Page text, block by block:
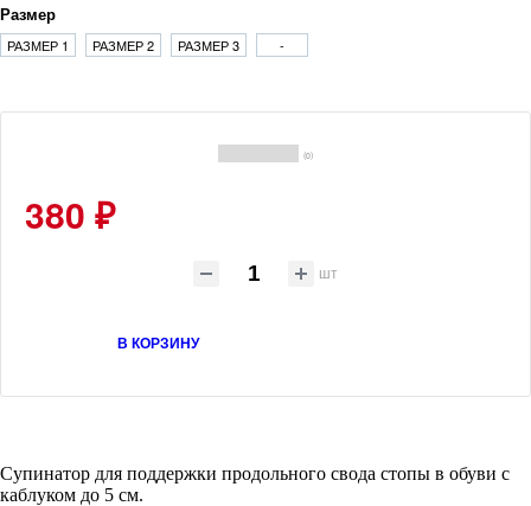
Размер
РАЗМЕР 1 РАЗМЕР 2 РАЗМЕР 3 -
(0)
380 ₽
шт
В КОРЗИНУ
Супинатор для поддержки продольного свода стопы в обуви с
каблуком до 5 см.